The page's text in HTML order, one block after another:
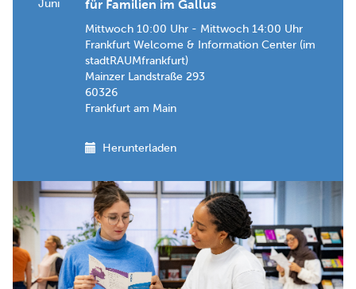
Juni
für Familien im Gallus
Mittwoch 10:00 Uhr - Mittwoch 14:00 Uhr
Frankfurt Welcome & Information Center (im
stadtRAUMfrankfurt)
Mainzer Landstraße 293
60326
Frankfurt am Main
Herunterladen